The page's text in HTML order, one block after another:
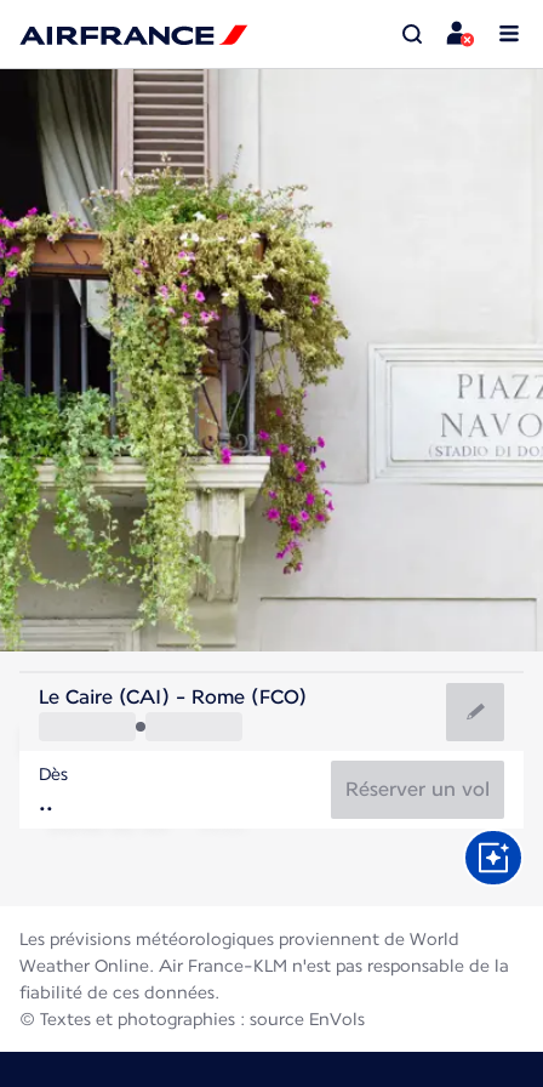
Italie
Italie
Durée du vol
Le Caire (CAI) - Rome (FCO)
Dès
Réserver un vol
Les prévisions météorologiques proviennent de World
Weather Online. Air France-KLM n'est pas responsable de la
fiabilité de ces données.
© Textes et photographies : source EnVols